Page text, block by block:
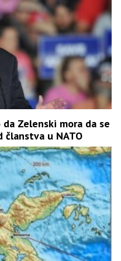
Zelenski mora da se
članstva u NATO